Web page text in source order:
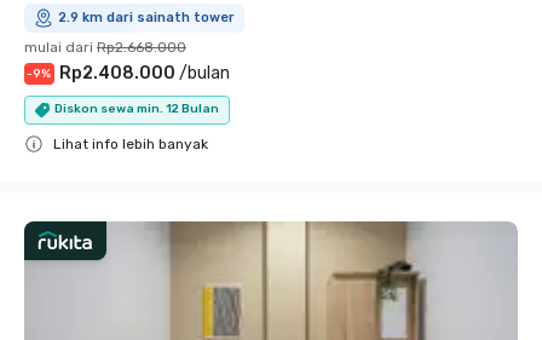
2.9 km dari sainath tower
mulai dari Rp2.668.000
-9% Rp2.408.000 /bulan
Diskon sewa min. 12 Bulan
Lihat info lebih banyak